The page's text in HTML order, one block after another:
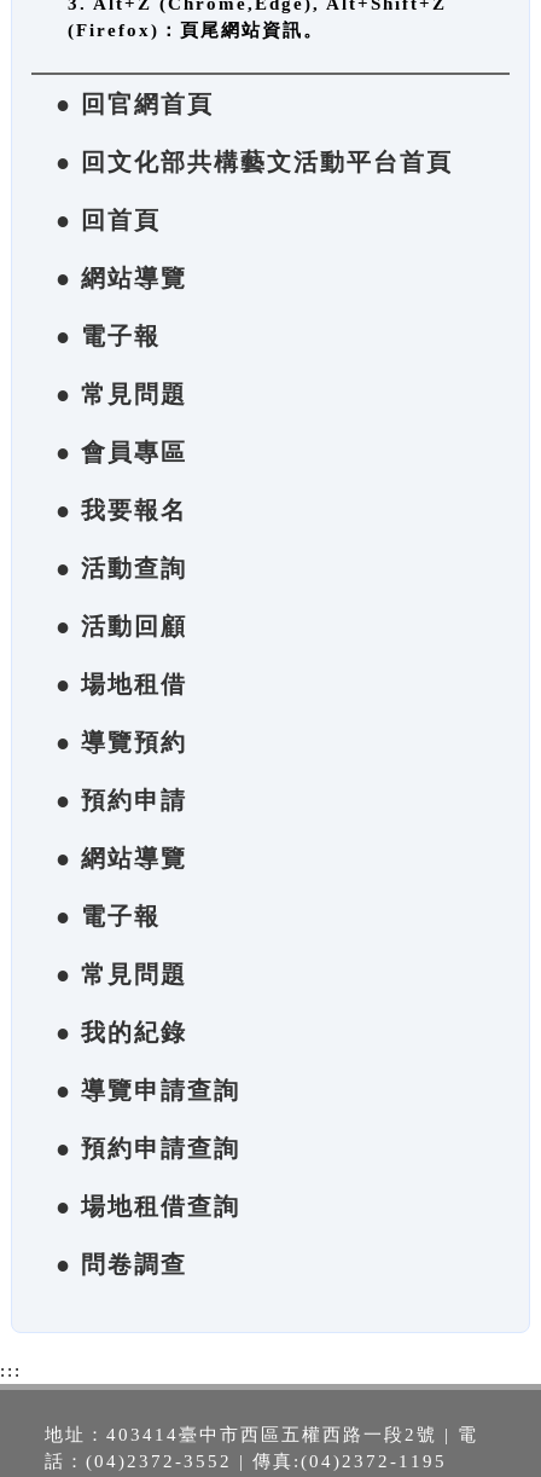
(Firefox)：頁尾網站資訊。
● 回官網首頁
● 回文化部共構藝文活動平台首頁
● 回首頁
● 網站導覽
● 電子報
● 常見問題
● 會員專區
● 我要報名
● 活動查詢
● 活動回顧
● 場地租借
● 導覽預約
● 預約申請
● 網站導覽
● 電子報
● 常見問題
● 我的紀錄
● 導覽申請查詢
● 預約申請查詢
● 場地租借查詢
● 問卷調查
:::
地址：403414臺中市西區五權西路一段2號 | 電
話：(04)2372-3552 | 傳真:(04)2372-1195